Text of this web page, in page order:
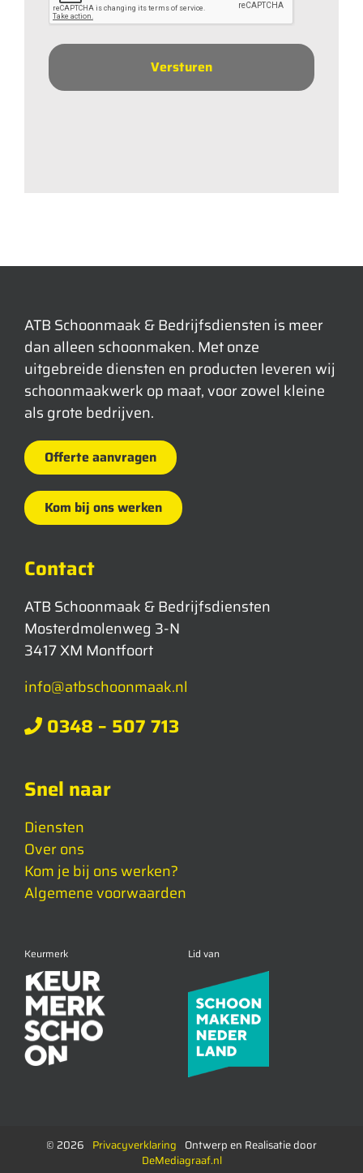
ATB Schoonmaak & Bedrijfsdiensten is meer
dan alleen schoonmaken. Met onze
uitgebreide diensten en producten leveren wij
schoonmaakwerk op maat, voor zowel kleine
als grote bedrijven.
Offerte aanvragen
Kom bij ons werken
Contact
ATB Schoonmaak & Bedrijfsdiensten
Mosterdmolenweg 3-N
3417 XM Montfoort
info@atbschoonmaak.nl
0348 – 507 713
Snel naar
Diensten
Over ons
Kom je bij ons werken?
Algemene voorwaarden
Keurmerk Lid van
© 2026 Privacyverklaring Ontwerp en Realisatie door
DeMediagraaf.nl